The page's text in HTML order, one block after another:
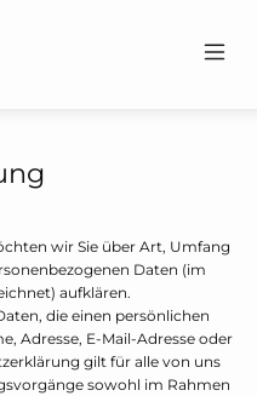
wir Sie über Art, Umfang
Daten (im
aufklären.
die einen persönlichen
Adresse, E-Mail-Adresse oder
gilt für alle von uns
sowohl im Rahmen